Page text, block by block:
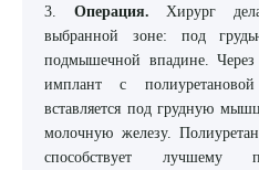
3. Операция. Хирург
выбранной зоне: под
подмышечной впадине. Через
имплант с
вставляется под грудную
молочную железу.
способствует лучшему